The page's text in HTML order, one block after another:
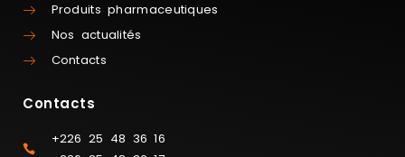
Produits pharmaceutiques
Nos actualités
Contacts
Contacts
+226 25 48 36 16